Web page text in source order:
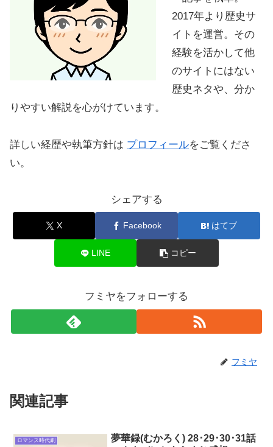
2017年より歴史サ
イトを運営。その
経験を活かして他
のサイトにはない
歴史ネタや、分か
りやすい解説を心がけています。
詳しい経歴や執筆方針は プロフィールをご覧くださ
い。
シェアする
X Facebook はてブ
LINE コピー
フミヤをフォローする
フミヤ
関連記事
ロマンス時代劇
夢華録(むかろく) 28･29･30･31話